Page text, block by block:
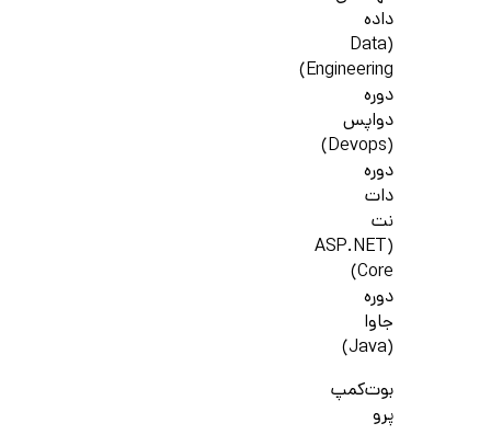
داده
(Data
Engineering)
دوره
دواپس
(Devops)
دوره
دات
نت
(ASP.NET
Core)
دوره
جاوا
(Java)
بوت‌کمپ
پرو